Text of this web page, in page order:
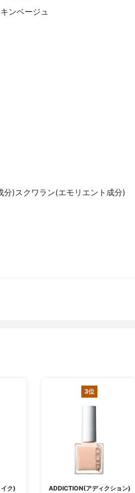
ンベージュ
)スクワラン(エモリエント成分)
ク)
3位
ADDICTION(アディクション)